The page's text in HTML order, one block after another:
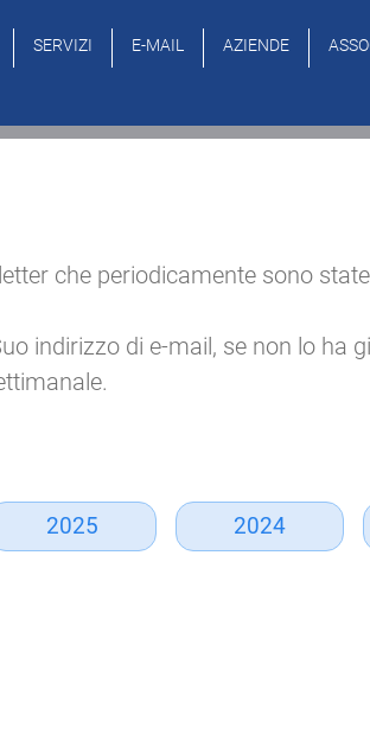
SERVIZI E-MAIL AZIENDE
che periodicamente sono
indirizzo di e-mail, se non lo ha
2025 2024